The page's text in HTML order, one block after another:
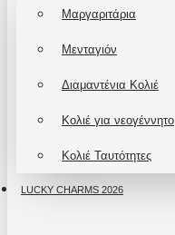
Μαργαριτάρια
Μενταγιόν
Διαμαντένια Κολιέ
Κολιέ για νεογέννητο
Κολιέ Ταυτότητες
LUCKY CHARMS 2026